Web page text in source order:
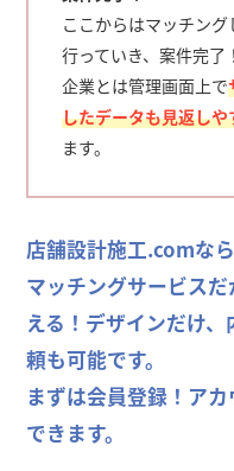
ここからはマッチン
行っていき、案件完了！
企業とは管理画面上で
したデータも見返しや
ます。
店舗設計施工.comな
マッチングサービス
える！デザインだけ
頼も可能です。
まずは会員登録！ア
できます。